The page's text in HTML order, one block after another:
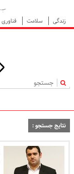
زندگی
سلامت فناوری
|
نتایج جستجو :